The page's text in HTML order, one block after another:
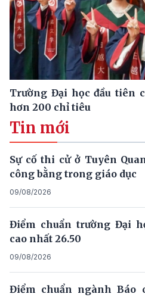
Trường Đại học đầu tiên
hơn 200 chỉ tiêu
Tin mới
Sự cố thi cử ở Tuyên
công bằng trong giáo dục
09/08/2026
Điểm chuẩn trường Đại
cao nhất 26.50
09/08/2026
Điểm chuẩn ngành Báo